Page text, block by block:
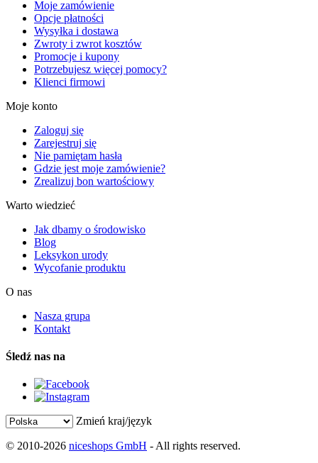
Moje zamówienie
Opcje płatności
Wysyłka i dostawa
Zwroty i zwrot kosztów
Promocje i kupony
Potrzebujesz więcej pomocy?
Klienci firmowi
Moje konto
Zaloguj się
Zarejestruj się
Nie pamiętam hasła
Gdzie jest moje zamówienie?
Zrealizuj bon wartościowy
Warto wiedzieć
Jak dbamy o środowisko
Blog
Leksykon urody
Wycofanie produktu
O nas
Nasza grupa
Kontakt
Śledź nas na
Zmień kraj/język
© 2010-2026 niceshops GmbH - All rights reserved.